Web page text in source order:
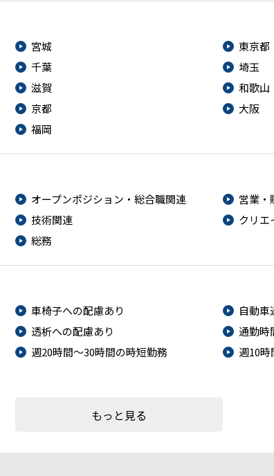
宮城
東京都
千葉
埼玉
滋賀
和歌山
京都
大阪
福岡
オープンポジション・総合職関連
営業・
技術関連
クリエ
総務
車椅子への配慮あり
自動車
透析への配慮あり
通勤時
週20時間～30時間の時短勤務
週10
もっと見る